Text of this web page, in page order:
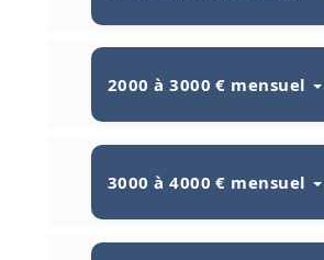
2000 à 3000 € mensuel
3000 à 4000 € mensuel